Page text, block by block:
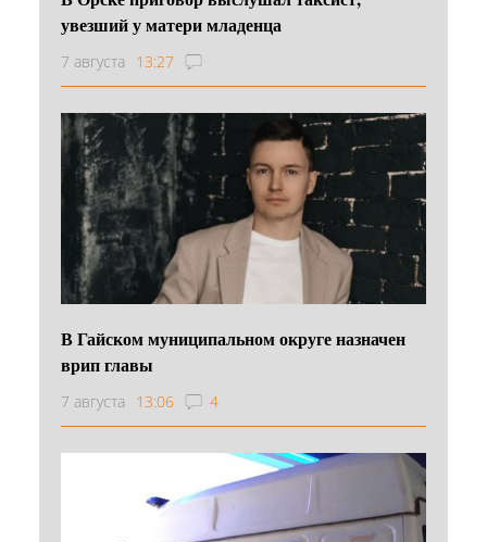
увезший у матери младенца
7 августа 13:27
В Гайском муниципальном округе назначен
врип главы
7 августа 13:06 4